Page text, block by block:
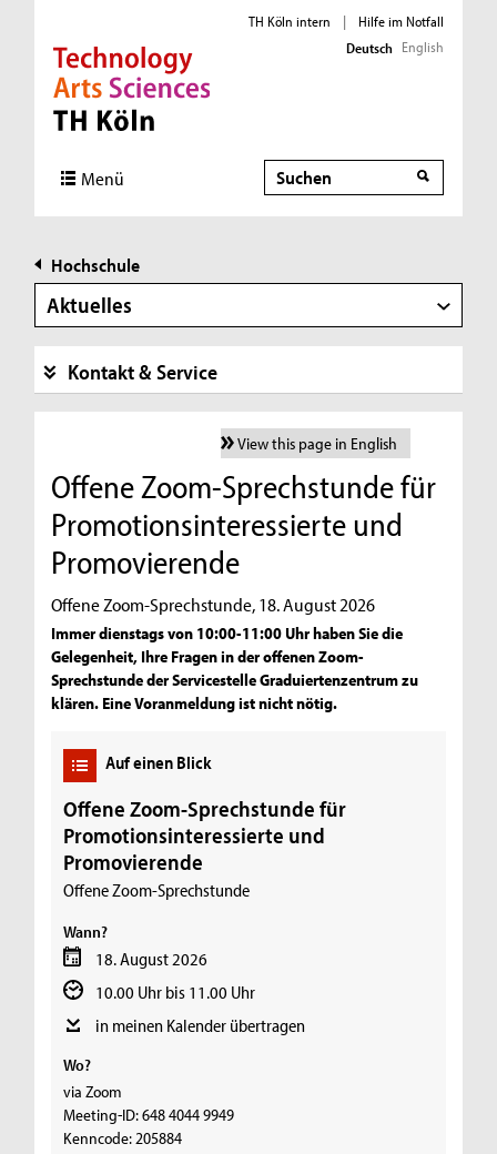
Direkt zur Hauptnavigation
Direkt zur Subnavigation
Direkt zum Inhalt
Direkt zum Fußbereich
TH Köln intern |
Hilfe im Notfall
Deutsch English
Menü Suche
Hochschule
Aktuelles
Kontakt & Service
View this page in English
Offene Zoom-Sprechstunde für
Promotionsinteressierte und
Promovierende
Offene Zoom-Sprechstunde, 18. August 2026
Immer dienstags von 10:00-11:00 Uhr haben Sie die
Gelegenheit, Ihre Fragen in der offenen Zoom-
Sprechstunde der Servicestelle Graduiertenzentrum zu
klären. Eine Voranmeldung ist nicht nötig.
Auf einen Blick
Offene Zoom-Sprechstunde für
Promotionsinteressierte und
Promovierende
Offene Zoom-Sprechstunde
Wann?
18. August 2026
10.00 Uhr bis 11.00 Uhr
in meinen Kalender übertragen
Wo?
via Zoom
Meeting-ID: 648 4044 9949
Kenncode: 205884